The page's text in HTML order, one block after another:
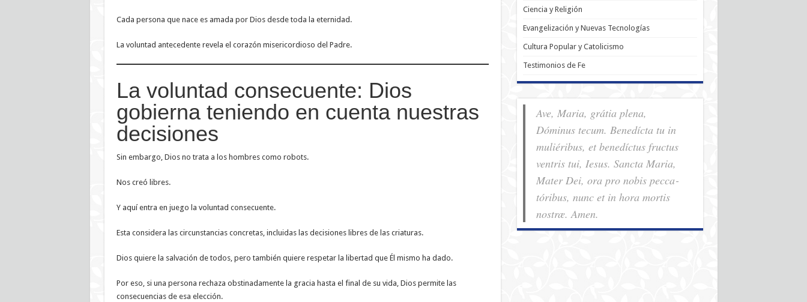
Cada persona que nace es amada por Dios desde toda la eternidad.
La voluntad antecedente revela el corazón misericordioso del Padre.
La voluntad consecuente: Dios
gobierna teniendo en cuenta nuestras
decisiones
Sin embargo, Dios no trata a los hombres como robots.
Nos creó libres.
Y aquí entra en juego la voluntad consecuente.
Esta considera las circunstancias concretas, incluidas las decisiones libres de las criaturas.
Dios quiere la salvación de todos, pero también quiere respetar la libertad que Él mismo ha dado.
Por eso, si una persona rechaza obstinadamente la gracia hasta el final de su vida, Dios permite las
consecuencias de esa elección.
Ciencia y Religión
Evangelización y Nuevas Tecnologías
Cultura Popular y Catolicismo
Testimonios de Fe
Ave, Maria, grátia plena,
Dóminus tecum. Benedícta tu in
muliéribus, et benedíctus fructus
ventris tui, Iesus. Sancta Maria,
Mater Dei, ora pro nobis pec­ca­
tóribus, nunc et in hora mortis
nostræ. Amen.